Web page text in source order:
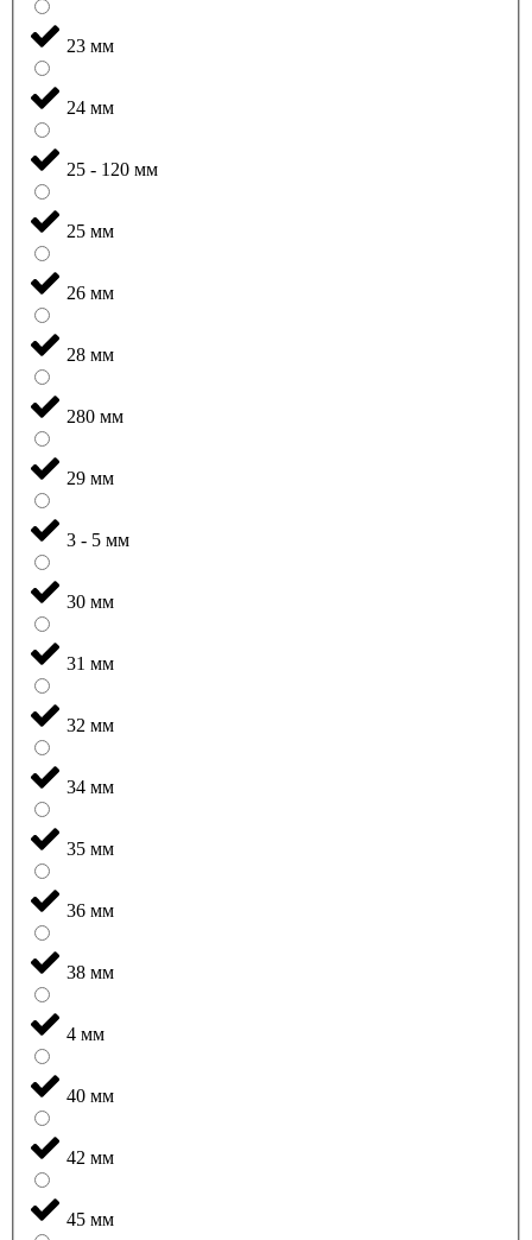
23 мм
24 мм
25 - 120 мм
25 мм
26 мм
28 мм
280 мм
29 мм
3 - 5 мм
30 мм
31 мм
32 мм
34 мм
35 мм
36 мм
38 мм
4 мм
40 мм
42 мм
45 мм